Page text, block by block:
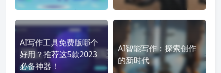
AI写作工具免费版哪个
好用？推荐这5款2023
必备神器！
AI智能写作：探索创作
的新时代